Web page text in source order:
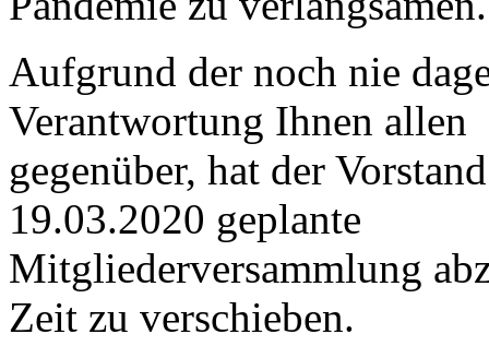
Aufgrund der noch nie
Verantwortung Ihnen allen
gegenüber, hat der
19.03.2020 geplante
Mitgliederversammlung
Zeit zu verschieben.